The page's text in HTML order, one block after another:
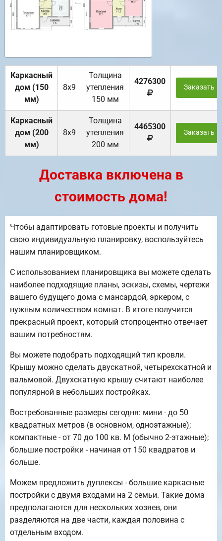
Каркасный
дом (150
мм)
8х9
Толщина
утепления
150 мм
4276300
Заказать
Каркасный
дом (200
мм)
8х9
Толщина
утепления
200 мм
4465300
Заказать
Доставка включена в
стоимость дома!
Чтобы адаптировать готовые проекты и получить
свою индивидуальную планировку, воспользуйтесь
нашим планировщиком.
С использованием планировщика вы можете сделать
наиболее подходящие планы, эскизы, схемы, чертежи
вашего будущего дома с мансардой, эркером, с
нужным количеством комнат. В итоге получится
прекрасный проект, который стопроцентно отвечает
вашим потребностям.
Вы можете подобрать подходящий тип кровли.
Крышу можно сделать двускатной, четырехскатной и
вальмовой. Двухскатную крышу считают наиболее
популярной в небольших постройках.
Востребованные размеры сегодня: мини - до 50
квадратных метров (в основном, одноэтажные);
компактные - от 70 до 100 кв. М (обычно 2-этажные);
большие постройки - начиная от 150 квадратов и
больше.
Можем предложить дуплексы - большие каркасные
постройки с двумя входами на 2 семьи. Такие дома
предполагаются для нескольких хозяев, они
разделяются на две части, каждая половина с
отдельным входом.